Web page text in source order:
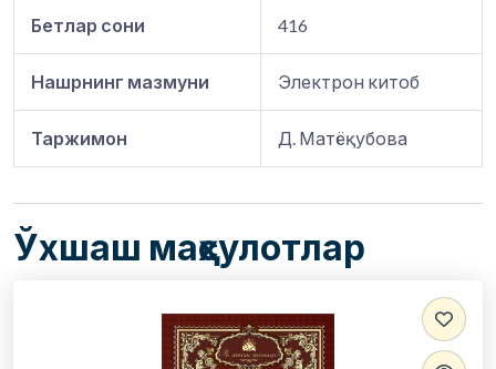
Бетлар сони 416
Нашрнинг мазмуни Электрон китоб
Таржимон Д. Матёқубова
Ўхшаш маҳсулотлар